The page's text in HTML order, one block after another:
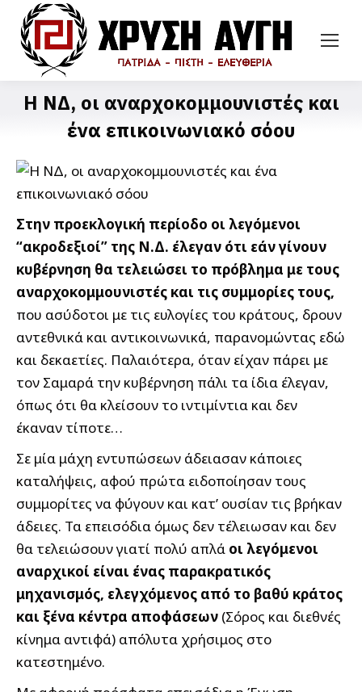
Η ΝΔ, οι αναρχοκομμουνιστές και
ένα επικοινωνιακό σόου
Στην προεκλογική περίοδο οι λεγόμενοι
“ακροδεξιοί” της Ν.Δ. έλεγαν ότι εάν γίνουν
κυβέρνηση θα τελειώσει το πρόβλημα με τους
αναρχοκομμουνιστές και τις συμμορίες τους,
που ασύδοτοι με τις ευλογίες του κράτους, δρουν
αντεθνικά και αντικοινωνικά, παρανομώντας εδώ
και δεκαετίες. Παλαιότερα, όταν είχαν πάρει με
τον Σαμαρά την κυβέρνηση πάλι τα ίδια έλεγαν,
όπως ότι θα κλείσουν το ιντιμίντια και δεν
έκαναν τίποτε…
Σε μία μάχη εντυπώσεων άδειασαν κάποιες
καταλήψεις, αφού πρώτα ειδοποίησαν τους
συμμορίτες να φύγουν και κατ’ ουσίαν τις βρήκαν
άδειες. Τα επεισόδια όμως δεν τέλειωσαν και δεν
θα τελειώσουν γιατί πολύ απλά οι λεγόμενοι
αναρχικοί είναι ένας παρακρατικός
μηχανισμός, ελεγχόμενος από το βαθύ κράτος
και ξένα κέντρα αποφάσεων (Σόρος και διεθνές
κίνημα αντιφά) απόλυτα χρήσιμος στο
κατεστημένο.